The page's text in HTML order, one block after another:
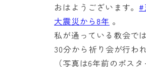
おはようございます。#
大震災から8年 。
私が通っている教会で
30分から祈り会が行わ
（写真は6年前のポスタ